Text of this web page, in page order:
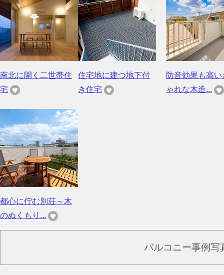
南北に開く二世帯住
宅
住宅地に建つ地下付
き住宅
防音効果も高い
ゃれな木造...
都心に佇む別荘～木
のぬくもり...
バルコニー事例写